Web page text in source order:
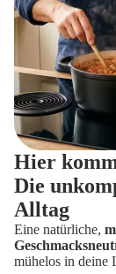
Hier
Die
Alltag
Eine natürliche,
mühelos in deine